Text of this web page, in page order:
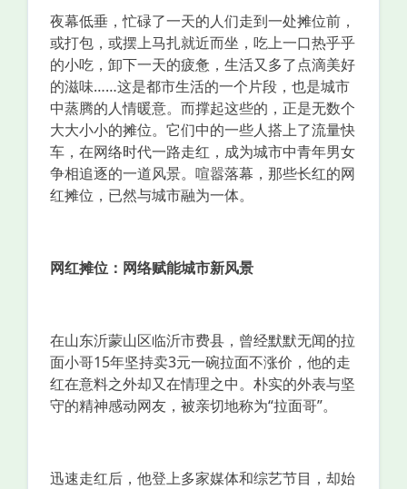
夜幕低垂，忙碌了一天的人们走到一处摊位前，
或打包，或摆上马扎就近而坐，吃上一口热乎乎
的小吃，卸下一天的疲惫，生活又多了点滴美好
的滋味……这是都市生活的一个片段，也是城市
中蒸腾的人情暖意。而撑起这些的，正是无数个
大大小小的摊位。它们中的一些人搭上了流量快
车，在网络时代一路走红，成为城市中青年男女
争相追逐的一道风景。喧嚣落幕，那些长红的网
红摊位，已然与城市融为一体。
网红摊位：网络赋能城市新风景
在山东沂蒙山区临沂市费县，曾经默默无闻的拉
面小哥15年坚持卖3元一碗拉面不涨价，他的走
红在意料之外却又在情理之中。朴实的外表与坚
守的精神感动网友，被亲切地称为“拉面哥”。
迅速走红后，他登上多家媒体和综艺节目，却始